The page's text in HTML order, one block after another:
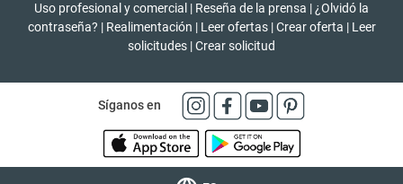
Uso profesional y comercial | Reseña de la prensa | ¿Olvidó la
contraseña? | Realimentación | Leer ofertas | Crear oferta | Leer
solicitudes |Crear solicitud
Síganos en